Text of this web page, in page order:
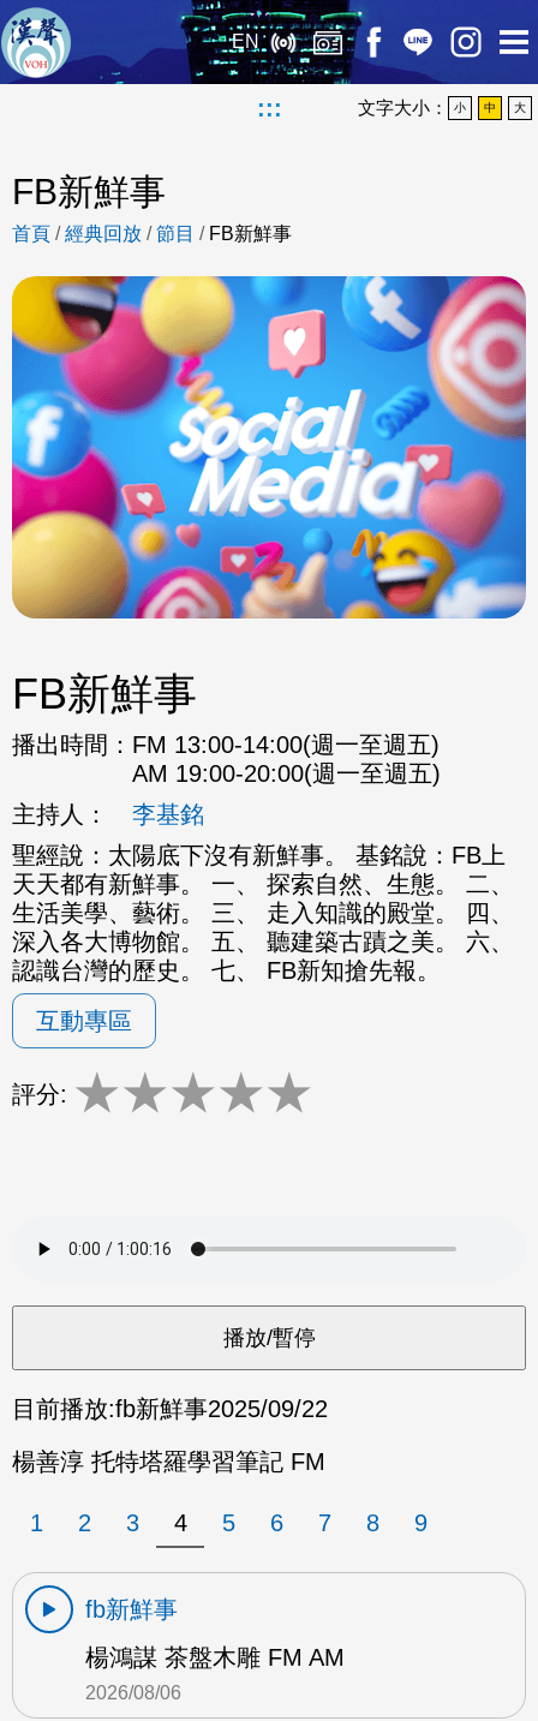
EN
::: 文字大小： 小 中 大
FB新鮮事
首頁 /經典回放 /節目 / FB新鮮事
FB新鮮事
播出時間： FM 13:00-14:00(週一至週五)
AM 19:00-20:00(週一至週五)
主持人：
李基銘
聖經說：太陽底下沒有新鮮事。 基銘說：FB上
天天都有新鮮事。 一、 探索自然、生態。 二、
生活美學、藝術。 三、 走入知識的殿堂。 四、
深入各大博物館。 五、 聽建築古蹟之美。 六、
認識台灣的歷史。 七、 FB新知搶先報。
互動專區
評分: ★★★★★
目前播放:fb新鮮事2025/09/22
楊善淳 托特塔羅學習筆記 FM
1 2 3 4 5 6 7 8 9
fb新鮮事
楊鴻謀 茶盤木雕 FM AM
2026/08/06